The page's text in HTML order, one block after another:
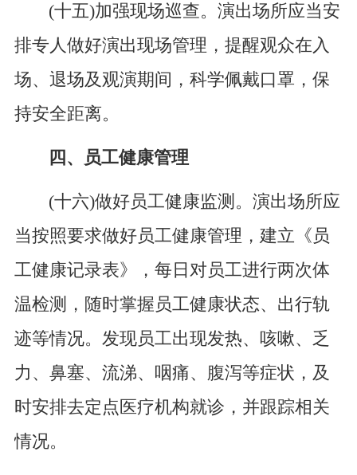
(十五)加强现场巡查。演出场所应当安
排专人做好演出现场管理，提醒观众在入
场、退场及观演期间，科学佩戴口罩，保
持安全距离。
四、员工健康管理
(十六)做好员工健康监测。演出场所应
当按照要求做好员工健康管理，建立《员
工健康记录表》，每日对员工进行两次体
温检测，随时掌握员工健康状态、出行轨
迹等情况。发现员工出现发热、咳嗽、乏
力、鼻塞、流涕、咽痛、腹泻等症状，及
时安排去定点医疗机构就诊，并跟踪相关
情况。